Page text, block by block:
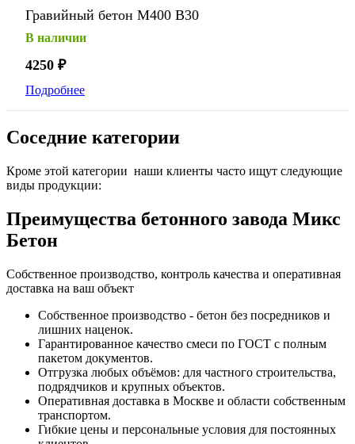
Гравийный бетон М400 В30
В наличии
4250 ₽
Подробнее
Соседние категории
Кроме этой категории наши клиенты часто ищут следующие
виды продукции:
Преимущества бетонного завода Микс
Бетон
Собственное производство, контроль качества и оперативная
доставка на ваш объект
Собственное производство - бетон без посредников и
лишних наценок.
Гарантированное качество смеси по ГОСТ с полным
пакетом документов.
Отгрузка любых объёмов: для частного строительства,
подрядчиков и крупных объектов.
Оперативная доставка в Москве и области собственным
транспортом.
Гибкие цены и персональные условия для постоянных